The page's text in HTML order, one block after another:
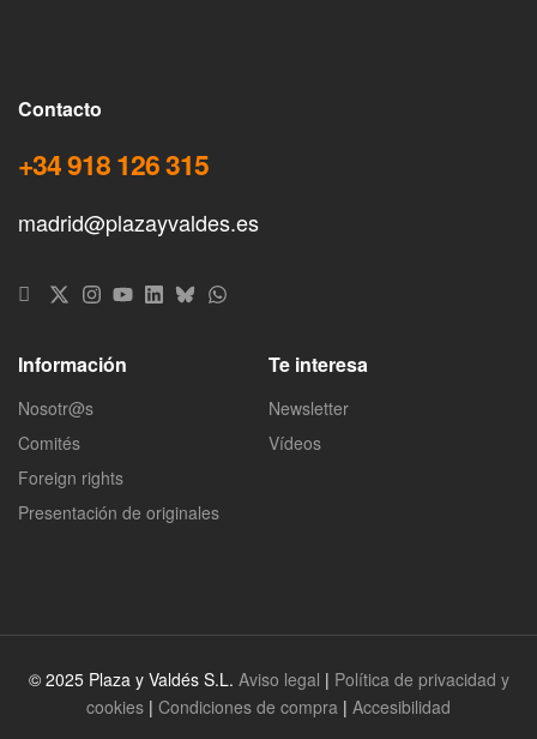
Contacto
+34 918 126 315
madrid@plazayvaldes.es
Información
Nosotr@s
Comités
Foreign rights
Presentación de originales
Te interesa
Newsletter
Vídeos
© 2025 Plaza y Valdés S.L. Aviso legal | Política de privacidad y
cookies | Condiciones de compra | Accesibilidad